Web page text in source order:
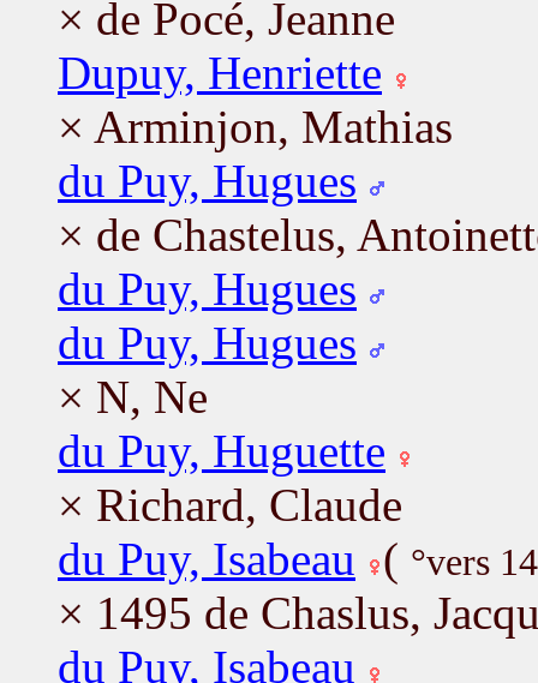
× de Pocé, Jeanne
Dupuy, Henriette
× Arminjon, Mathias
du Puy, Hugues
× de Chastelus,
du Puy, Hugues
du Puy, Hugues
× N, Ne
du Puy, Huguette
× Richard, Claude
du Puy, Isabeau
( °vers
× 1495 de Chaslus,
du Puy, Isabeau